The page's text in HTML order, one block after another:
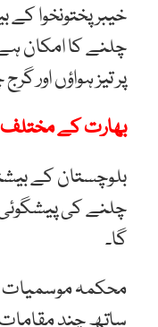
خیبرپختونخوا
چلنے کا امکان ہے
پر تیز ہواؤں
بھارت کے مختلف
بلوچستان کے
چلنے کی
گا۔
محکمہ موسمیات